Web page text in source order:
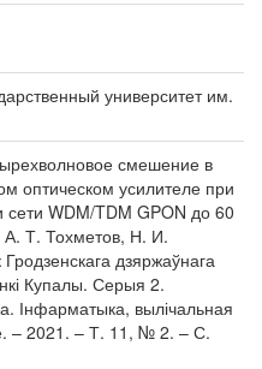
университет им.
смешение в
оптическом усилителе при
WDM/TDM GPON до 60
А. Т. Тохметов, Н. И.
дзяржаўнага
Купалы. Серыя 2.
Інфарматыка, вылічальная
– 2021. – Т. 11, № 2. – С.